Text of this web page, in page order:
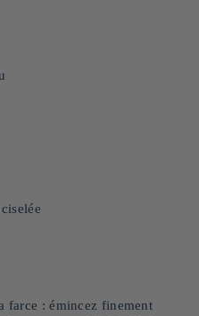
farce : émincez finement